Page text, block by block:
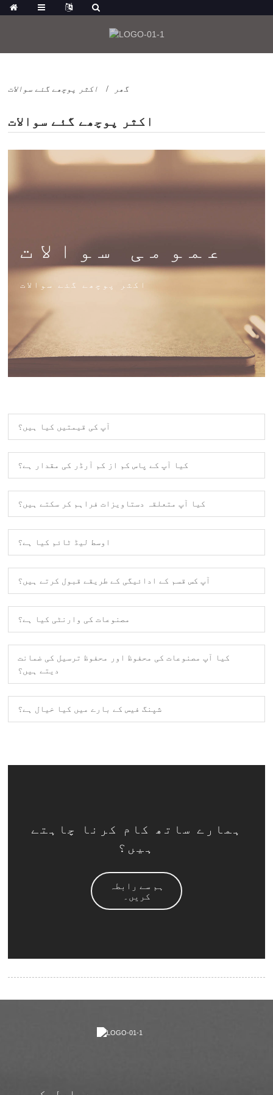
گھر اکثر پوچھے گئے سوالات
اکثر پوچھے گئے سوالات
عمومی سوالات
اکثر پوچھے گئے سوالات
آپ کی قیمتیں کیا ہیں؟
کیا آپ کے پاس کم از کم آرڈر کی مقدار ہے؟
کیا آپ متعلقہ دستاویزات فراہم کر سکتے ہیں؟
اوسط لیڈ ٹائم کیا ہے؟
آپ کس قسم کے ادائیگی کے طریقے قبول کرتے ہیں؟
مصنوعات کی وارنٹی کیا ہے؟
کیا آپ مصنوعات کی محفوظ اور محفوظ ترسیل کی ضمانت
دیتے ہیں؟
شپنگ فیس کے بارے میں کیا خیال ہے؟
ہمارے ساتھ کام کرنا چاہتے
ہیں؟
ہم سے رابطہ
کریں۔